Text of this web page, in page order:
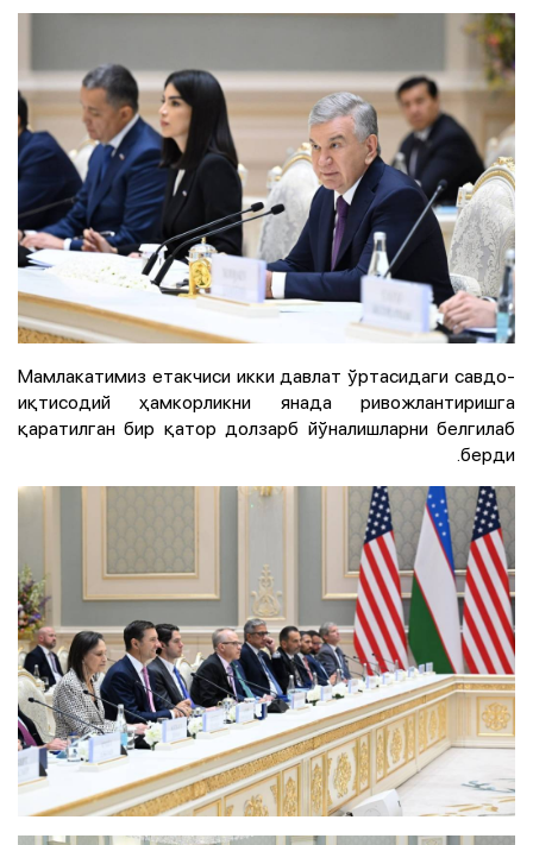
Мамлакатимиз етакчиси икки давлат ўртасидаги савдо-
иқтисодий ҳамкорликни янада ривожлантиришга
қаратилган бир қатор долзарб йўналишларни белгилаб
берди.